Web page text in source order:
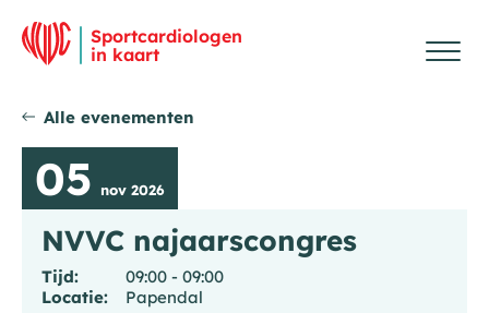
Sportcardiologen
in kaart
Alle evenementen
05 nov 2026
NVVC najaarscongres
Tijd:
09:00 - 09:00
Locatie:
Papendal